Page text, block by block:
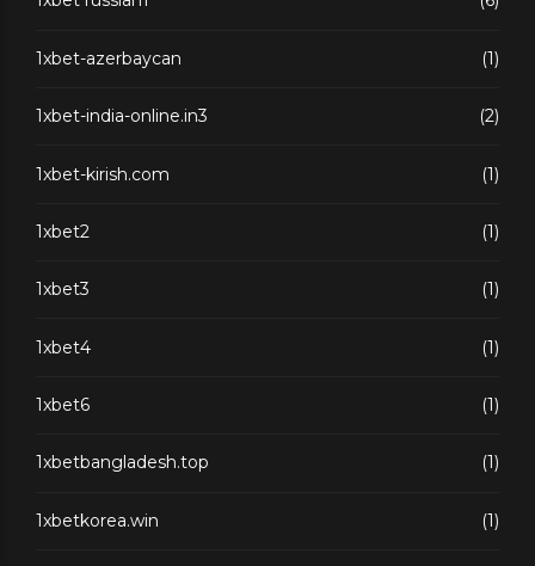
1xbet-azerbaycan (1)
1xbet-india-online.in3 (2)
1xbet-kirish.com (1)
1xbet2 (1)
1xbet3 (1)
1xbet4 (1)
1xbet6 (1)
1xbetbangladesh.top (1)
1xbetkorea.win (1)